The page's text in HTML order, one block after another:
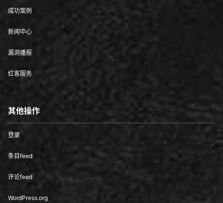
成功案例
新闻中心
漏洞播报
红客服务
其他操作
登录
条目feed
评论feed
WordPress.org